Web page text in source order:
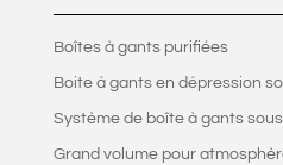
Boîtes à gants purifiées
Boite à gants en dépression
Système de boîte à gants
Grand volume pour